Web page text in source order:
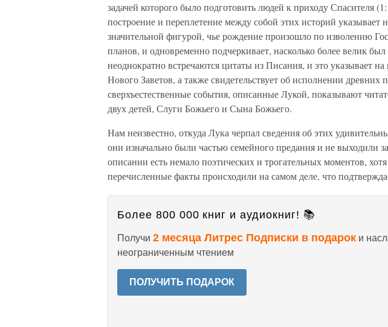
задачей которого было подготовить людей к приходу Спасителя
построение и переплетение между собой этих историй указывает
значительной фигурой, чье рождение произошло по изволению
планов, и одновременно подчеркивает, насколько более велик
неоднократно встречаются цитаты из Писания, и это указывает на
Нового Заветов, а также свидетельствует об исполнении древних
сверхъестественные события, описанные Лукой, показывают
двух детей, Слуги Божьего и Сына Божьего.
Нам неизвестно, откуда Лука черпал сведения об этих
они изначально были частью семейного предания и не выходили
описании есть немало поэтических и трогательных моментов,
перечисленные факты происходили на самом деле, что
Более 800 000 книг и аудиокниг! 📚
Получи 2 месяца Литрес Подписки в подарок и
неограниченным чтением
ПОЛУЧИТЬ ПОДАРОК